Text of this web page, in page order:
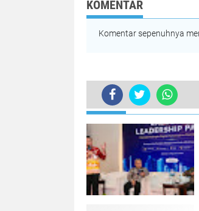
KOMENTAR
Komentar sepenuhnya
Curah Hujan
TERKINI